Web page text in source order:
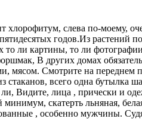
слева по-моему,
годов.Из растений
то ли картины, то ли
В других домах
мясом. Смотрите на переднем
стаканов, всего одна бутылка
Видите, лица , прически и
скатерть льняная,
, особенно мужчины.